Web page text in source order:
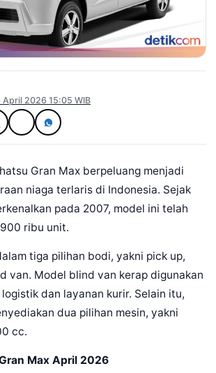
April 2026 15:05 WIB
Gran Max berpeluang menjadi
niaga terlaris di Indonesia. Sejak
pada 2007, model ini telah
ribu unit.
tiga pilihan bodi, yakni pick up,
van. Model blind van kerap digunakan
dan layanan kurir. Selain itu,
dua pilihan mesin, yakni
cc.
Max April 2026